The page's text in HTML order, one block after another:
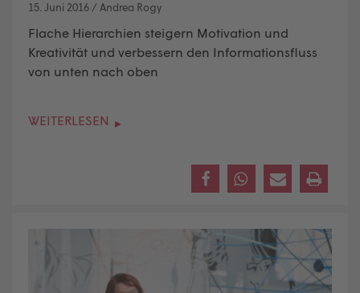
15. Juni 2016 /Andrea Rogy
Flache Hierarchien steigern Motivation und
Kreativität und verbessern den Informationsfluss
von unten nach oben
WEITERLESEN